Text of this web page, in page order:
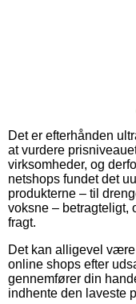
Det er efterhånden
at vurdere
virksomheder, og
netshops fundet det
produkterne – til
voksne – betragteligt,
fragt.
Det kan alligevel
online shops efter
gennemfører din
indhente den laveste